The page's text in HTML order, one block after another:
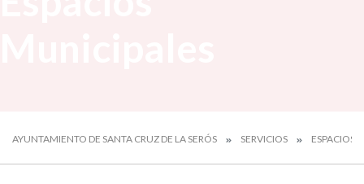
AYUNTAMIENTO DE SANTA CRUZ DE LA SERÓS SERVICIOS ESPACIOS